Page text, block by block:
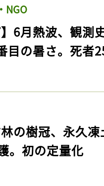
NGO
】6月熱波、観
目の暑さ。死者
林の樹冠、永久
。初の定量化